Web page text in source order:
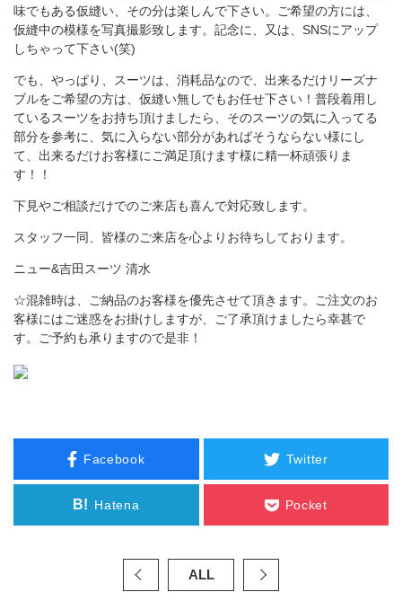
味でもある仮縫い、その分は楽しんで下さい。ご希望の方には、
仮縫中の模様を写真撮影致します。記念に、又は、SNSにアップ
しちゃって下さい(笑)
でも、やっぱり、スーツは、消耗品なので、出来るだけリーズナ
ブルをご希望の方は、仮縫い無しでもお任せ下さい！普段着用し
ているスーツをお持ち頂けましたら、そのスーツの気に入ってる
部分を参考に、気に入らない部分があればそうならない様にし
て、出来るだけお客様にご満足頂けます様に精一杯頑張りま
す！！
下見やご相談だけでのご来店も喜んで対応致します。
スタッフ一同、皆様のご来店を心よりお待ちしております。
ニュー&吉田スーツ 清水
☆混雑時は、ご納品のお客様を優先させて頂きます。ご注文のお
客様にはご迷惑をお掛けしますが、ご了承頂けましたら幸甚で
す。ご予約も承りますので是非！
Facebook Twitter
B! Hatena Pocket
ALL